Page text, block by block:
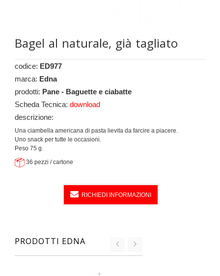
Bagel al naturale, già tagliato
codice: ED977
marca: Edna
prodotti: Pane - Baguette e ciabatte
Scheda Tecnica: download
descrizione:
Una ciambella americana di pasta lievita da farcire a piacere.
Uno snack per tutte le occasioni.
Peso 75 g.
36 pezzi / cartone
RICHIEDI INFORMAZIONI
PRODOTTI EDNA